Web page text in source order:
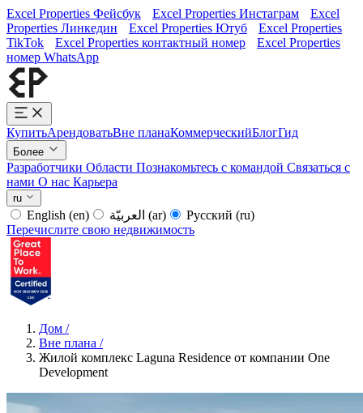
Excel Properties Фейсбук Excel Properties Инстаграм
Excel
Properties Линкедин
Excel Properties Ютуб
Excel Properties
TikTok
Excel Properties контактный номер
Excel Properties
номер WhatsApp
КупитьАрендоватьВне планаКоммерческийБлогГид
Более
Разработчики Области Познакомьтесь с командой Связаться с
нами О нас Карьера
ru
English (en) (ar) Русский (ru)
Перечислите свою недвижимость
Дом /
Вне плана /
Жилой комплекс Laguna Residence от компании One
Development